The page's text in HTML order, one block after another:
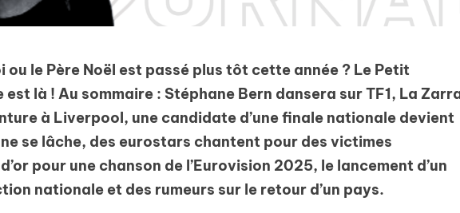
ou le Père Noël est passé plus tôt cette année ? Le Petit
est là ! Au sommaire : Stéphane Bern dansera sur TF1, La
à Liverpool, une candidate d’une finale nationale devient
se lâche, des eurostars chantent pour des victimes
pour une chanson de l’Eurovision 2025, le lancement d’un
nationale et des rumeurs sur le retour d’un pays.